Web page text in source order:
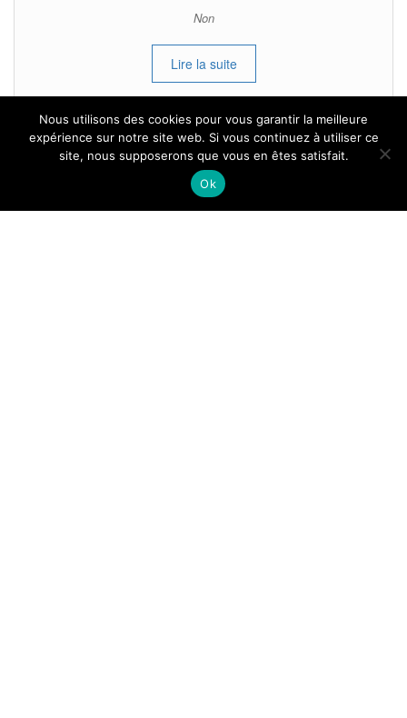
Non
Lire la suite
Tous droits reservés.
Nous utilisons des cookies pour vous garantir la meilleure
expérience sur notre site web. Si vous continuez à utiliser ce
site, nous supposerons que vous en êtes satisfait.
Ok